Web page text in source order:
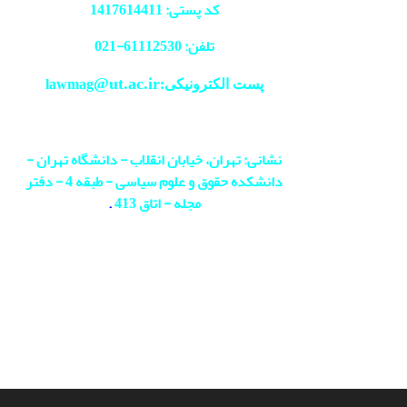
کد پستی: 1417614411
تلفن: 61112530-
021
پست الکترونیکی:lawmag@ut.ac.ir
نشانی: تهران، خیابان انقلاب - دانشگاه تهران -
دانشکده حقوق و علوم سیاسی - طبقه 4 - دفتر
مجله - اتاق 413
.